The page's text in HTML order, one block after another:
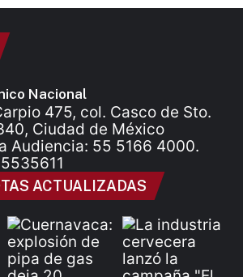
Nacional
475, col. Casco de Sto.
Ciudad de México
Audiencia: 55 5166 4000.
ACTUALIZADAS